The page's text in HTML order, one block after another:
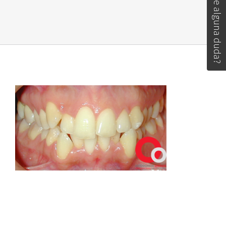
Tiene alguna duda?